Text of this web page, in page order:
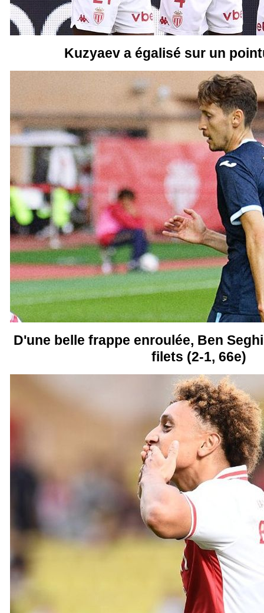
Kuzyaev a égalisé sur un
D'une belle frappe enroulée, Ben
filets (2-1, 66e)